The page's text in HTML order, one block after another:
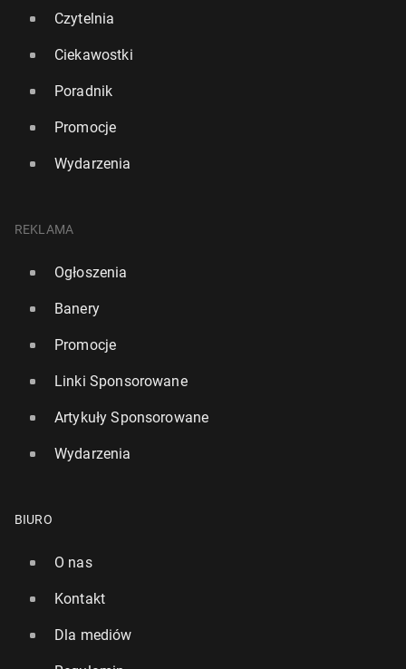
Czytelnia
Ciekawostki
Poradnik
Promocje
Wydarzenia
REKLAMA
Ogłoszenia
Banery
Promocje
Linki Sponsorowane
Artykuły Sponsorowane
Wydarzenia
BIURO
O nas
Kontakt
Dla mediów